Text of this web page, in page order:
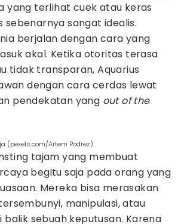
yang terlihat cuek atau keras
sebenarnya sangat idealis.
berjalan dengan cara yang
akal. Ketika otoritas terasa
tidak transparan, Aquarius
dengan cara cerdas lewat
pendekatan yang out of the
(pexels.com/Artem Podrez)
tajam yang membuat
begitu saja pada orang yang
Mereka bisa merasakan
manipulasi, atau
balik sebuah keputusan. Karena